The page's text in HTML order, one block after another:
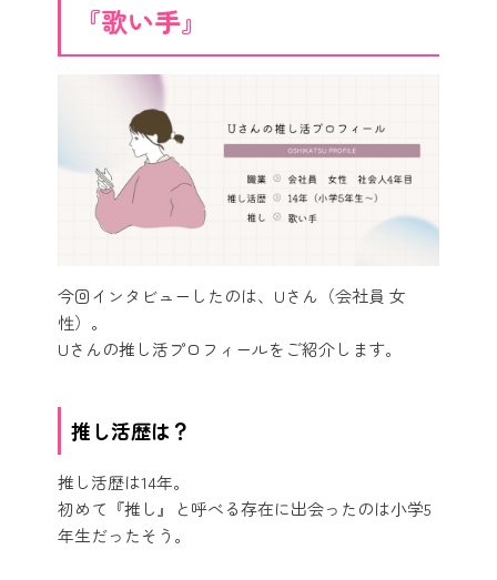
『歌い手』
今回インタビューしたのは、Uさん（会社員 女
性）。
Uさんの推し活プロフィールをご紹介します。
推し活歴は？
推し活歴は14年。
初めて『推し』と呼べる存在に出会ったのは小学5
年生だったそう。